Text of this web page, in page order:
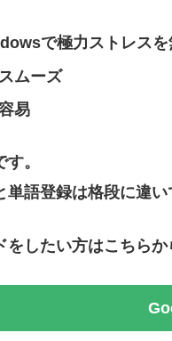
で極力ストレス
ムーズ
易
。
単語登録は格段に違
をしたい方はこちらか